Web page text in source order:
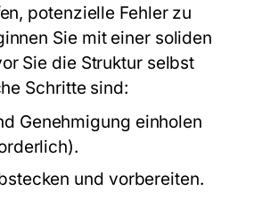
potenzielle Fehler zu
Sie mit einer soliden
Sie die Struktur selbst
Schritte sind:
Genehmigung einholen
und vorbereiten.